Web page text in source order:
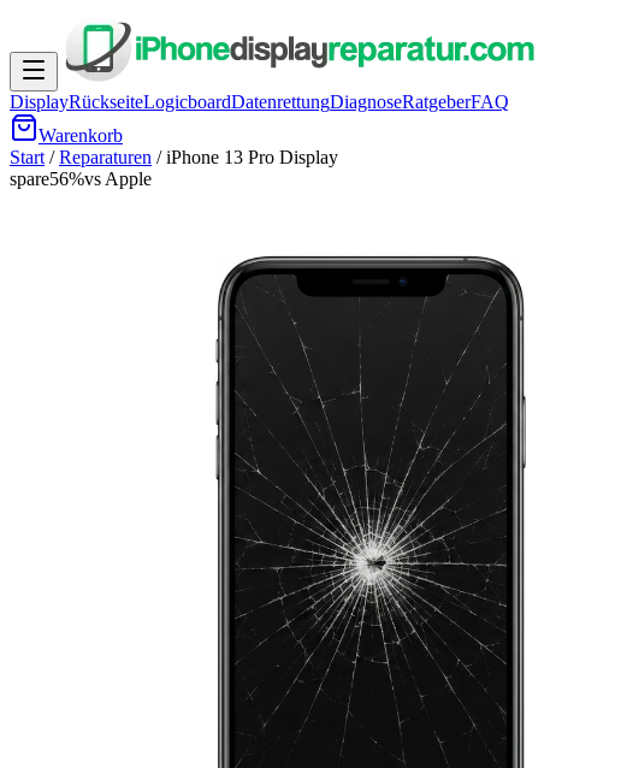
DisplayRückseiteLogicboardDatenrettungDiagnoseRatgeberFAQ
Warenkorb
Start /Reparaturen /iPhone 13 Pro Display
spare56%vs Apple